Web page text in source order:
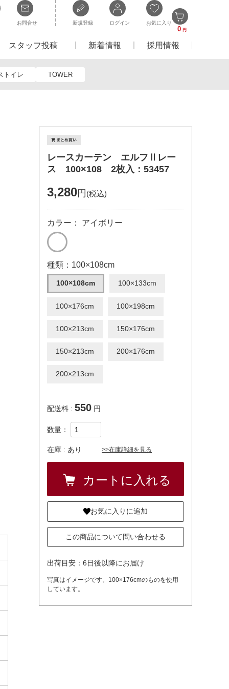
お問合せ 新規登録 ログイン お気に入り
0 円
スタッフ投稿 新着情報 採用情報
トイレ TOWER
レースカーテン エルフⅡレー
ス 100×108 2枚入：53457
3,280円 (税込)
カラー： アイボリー
種類：100×108cm
100×108cm 100×133cm
100×176cm 100×198cm
100×213cm 150×176cm
150×213cm 200×176cm
200×213cm
配送料 : 550 円
数量：
在庫 : あり >>在庫詳細を見る
お気に入りに追加
この商品について問い合わせる
出荷目安：6日後以降にお届け
写真はイメージです。100×176cmのものを使用
しています。